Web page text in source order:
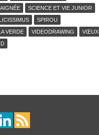
SCIENCE ET VIE JUNIOR
SPIROU
VERDE
VIDEODRAWING
VŒUX